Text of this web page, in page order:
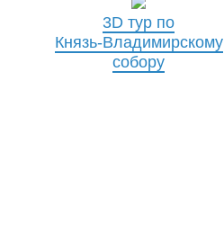
3D тур по
Князь-Владимирскому
собору